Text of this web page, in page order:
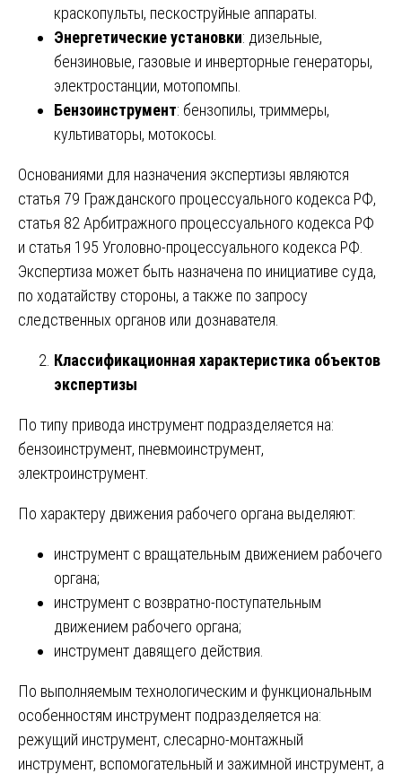
краскопульты, пескоструйные аппараты.
Энергетические установки: дизельные,
бензиновые, газовые и инверторные генераторы,
электростанции, мотопомпы.
Бензоинструмент: бензопилы, триммеры,
культиваторы, мотокосы.
Основаниями для назначения экспертизы являются
статья 79 Гражданского процессуального кодекса РФ,
статья 82 Арбитражного процессуального кодекса РФ
и статья 195 Уголовно-процессуального кодекса РФ.
Экспертиза может быть назначена по инициативе суда,
по ходатайству стороны, а также по запросу
следственных органов или дознавателя.
Классификационная характеристика объектов
экспертизы
По типу привода инструмент подразделяется на:
бензоинструмент, пневмоинструмент,
электроинструмент.
По характеру движения рабочего органа выделяют:
инструмент с вращательным движением рабочего
органа;
инструмент с возвратно-поступательным
движением рабочего органа;
инструмент давящего действия.
По выполняемым технологическим и функциональным
особенностям инструмент подразделяется на:
режущий инструмент, слесарно-монтажный
инструмент, вспомогательный и зажимной инструмент, а